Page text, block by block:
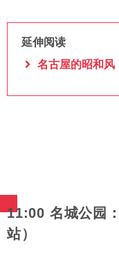
延伸阅读
名古屋的昭和风
11:00 名城公园
站）